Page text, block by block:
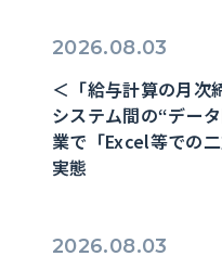
2026.08.03
＜「給与計算の月次
システム間の“デー
業で「Excel等での
実態
2026.08.03